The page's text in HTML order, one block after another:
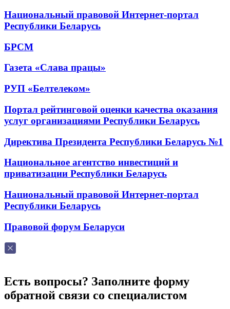
Национальный правовой Интернет-портал
Республики Беларусь
БРСМ
Газета «Слава працы»
РУП «Белтелеком»
Портал рейтинговой оценки качества оказания
услуг организациями Республики Беларусь
Директива Президента Республики Беларусь №1
Национальное агентство инвестиций и
приватизации Республики Беларусь
Национальный правовой Интернет-портал
Республики Беларусь
Правовой форум Беларуси
Есть вопросы? Заполните форму
обратной связи со специалистом